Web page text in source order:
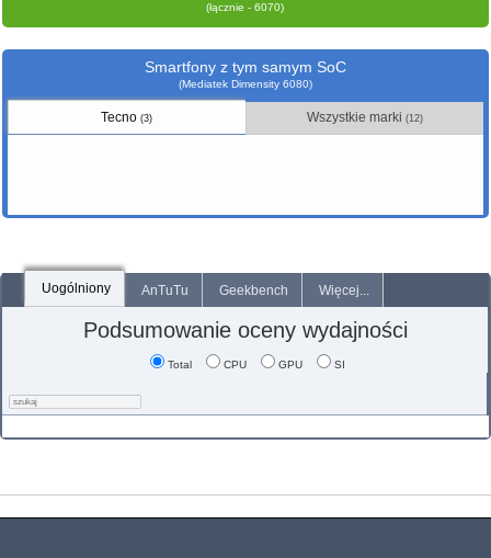
(łącznie - 6070)
Smartfony z tym samym SoC
(Mediatek Dimensity 6080)
Tecno(3) Wszystkie marki (12)
Uogólniony AnTuTu Geekbench Więcej...
Podsumowanie oceny wydajności
Total CPU GPU SI